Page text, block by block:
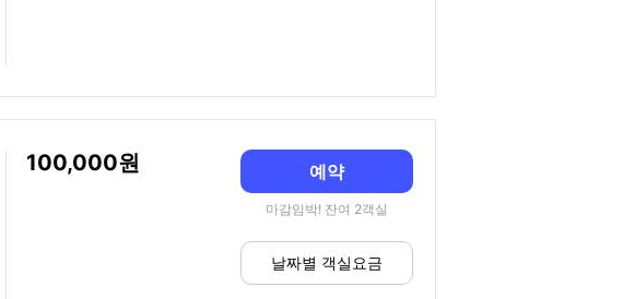
100,000 예약
마감임박! 잔여 2객실
날짜별 객실요금